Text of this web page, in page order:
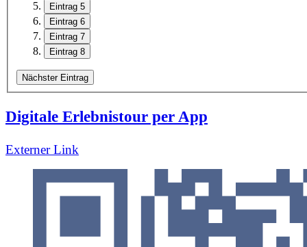
Eintrag 5
Eintrag 6
Eintrag 7
Eintrag 8
Nächster Eintrag
Digitale Erlebnistour per App
Externer Link